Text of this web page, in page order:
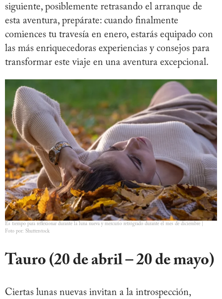
siguiente, posiblemente retrasando el arranque de
esta aventura, prepárate: cuando finalmente
comiences tu travesía en enero, estarás equipado con
las más enriquecedoras experiencias y consejos para
transformar este viaje en una aventura excepcional.
Es tiempo para reflexionar durante la luna nueva y mercurio retrógrado durante el mes de diciembre |
Foto por: Shutterstock
Tauro (20 de abril – 20 de mayo)
Ciertas lunas nuevas invitan a la introspección,